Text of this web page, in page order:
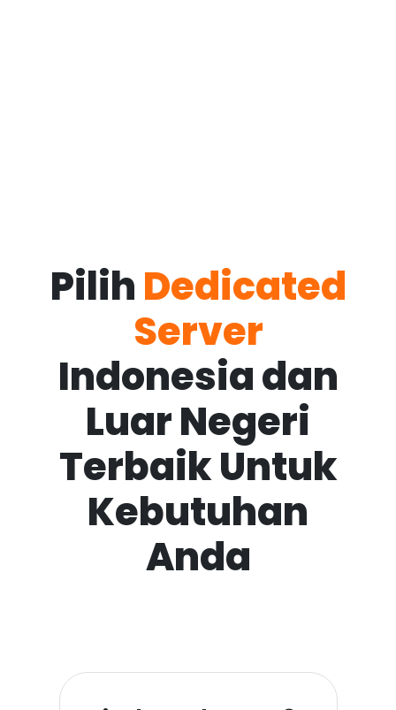
Pilih Dedicated
Server
Indonesia dan
Luar Negeri
Terbaik Untuk
Kebutuhan
Anda